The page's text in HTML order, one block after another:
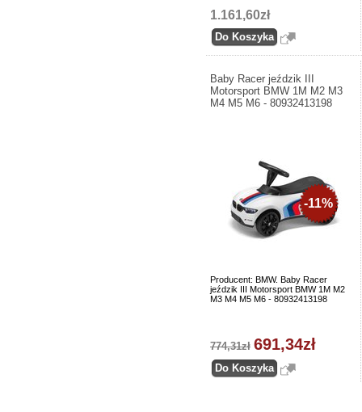
1.161,60zł
Baby Racer jeździk III
Motorsport BMW 1M M2 M3
M4 M5 M6 - 80932413198
Producent: BMW. Baby Racer
jeździk III Motorsport BMW 1M M2
M3 M4 M5 M6 - 80932413198
-11%
774,31zł 691,34zł